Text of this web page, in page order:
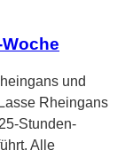
und
Rheingans
Stunden-
Alle